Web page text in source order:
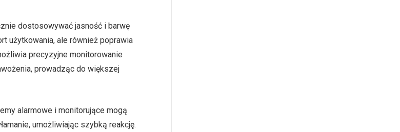
dostosowywać jasność i barwę
użytkowania, ale również poprawia
precyzyjne monitorowanie
prowadząc do większej
alarmowe i monitorujące mogą
umożliwiając szybką reakcję.